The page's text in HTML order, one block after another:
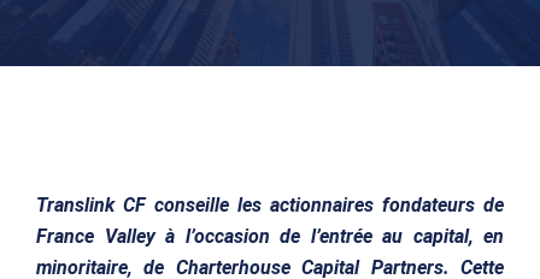
Translink CF conseille les actionnaires fondateurs de
France Valley à l’occasion de l’entrée au capital, en
minoritaire, de Charterhouse Capital Partners. Cette